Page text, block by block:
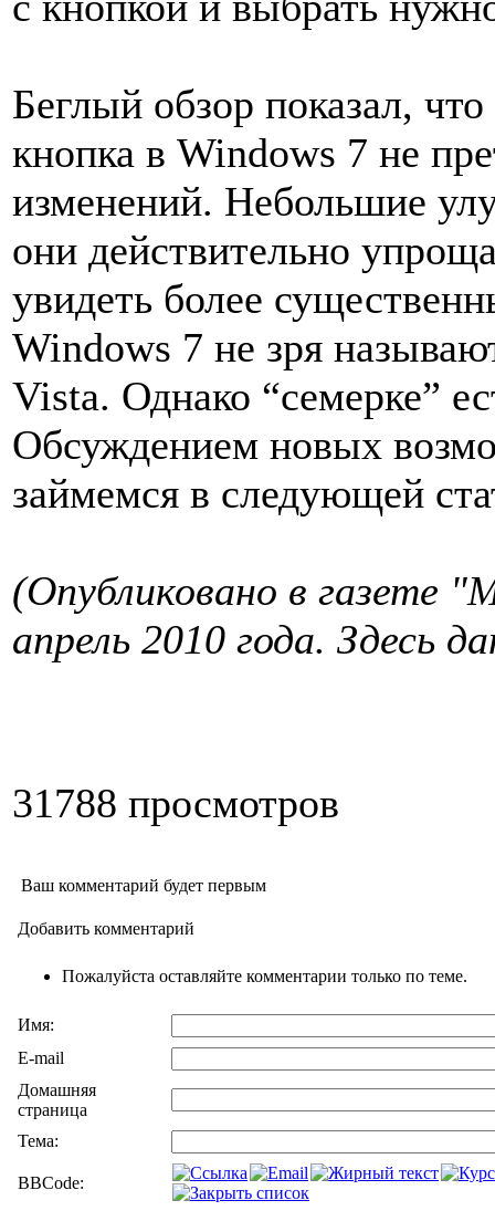
Беглый обзор показал,
кнопка в Windows 7 не
изменений. Небольшие
они действительно
увидеть более
Windows 7 не зря
Vista. Однако “семерке”
Обсуждением новых
займемся в следующей
(Опубликовано в газете
апрель 2010 года. Здесь
31788 просмотров
Ваш комментарий будет первым
Добавить комментарий
Пожалуйста оставляйте комментарии только по теме.
Имя:
E-mail
Домашняя
страница
Тема:
BBCode: